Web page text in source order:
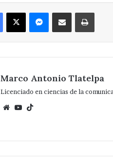
Facebook
X MessengerCompartir via Correo
Marco Antonio Tlatelpa
Licenciado en ciencias de la
WebsiteYouTube